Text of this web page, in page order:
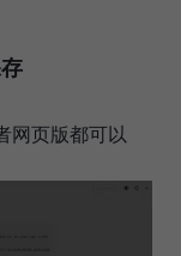
网页版都可以